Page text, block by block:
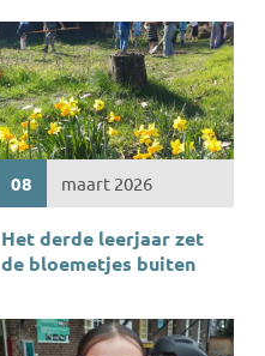
08 maart 2026
Het derde leerjaar zet
de bloemetjes buiten